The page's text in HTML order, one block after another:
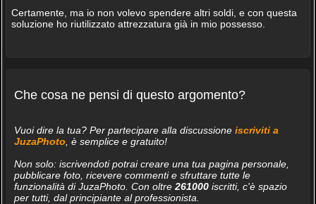
Certamente, ma io non volevo spendere altri soldi, e con questa
soluzione ho riutilizzato attrezzatura già in mio possesso.
Che cosa ne pensi di questo argomento?
Vuoi dire la tua? Per partecipare alla discussione iscriviti a
JuzaPhoto , è semplice e gratuito!
Non solo: iscrivendoti potrai creare una tua pagina personale,
pubblicare foto, ricevere commenti e sfruttare tutte le
funzionalità di JuzaPhoto. Con oltre 261000iscritti, c'è spazio
per tutti, dal principiante al professionista.